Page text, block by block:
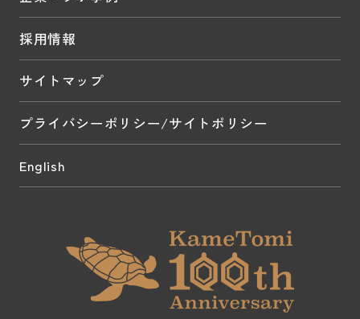
採用情報
サイトマップ
プライバシーポリシー/サイトポリシー
English